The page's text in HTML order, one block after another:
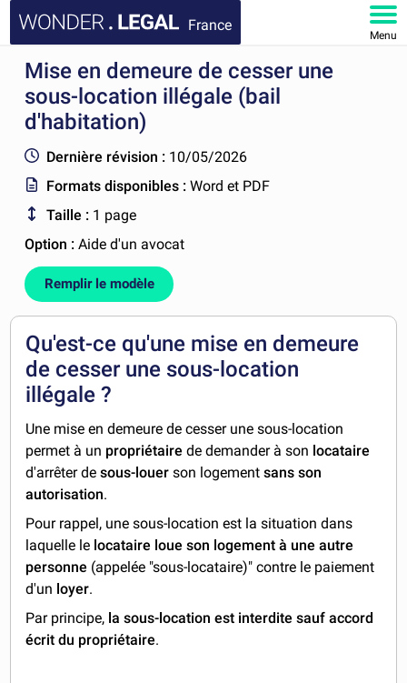
France
Menu
ACCUEIL
DOCUMENTS
FAQ
MON COMPTE
Mise en demeure de cesser une
sous-location illégale (bail
d'habitation)
Dernière révision : 10/05/2026
Formats disponibles :Word et PDF
Taille : 1 page
Option :Aide d'un avocat
Remplir le modèle
Qu'est-ce qu'une mise en demeure
de cesser une sous-location
illégale ?
Une mise en demeure de cesser une sous-location
permet à un propriétaire de demander à son locataire
d'arrêter desous-louerson logementsans son
autorisation.
Pour rappel, une sous-location est la situation dans
laquelle le locataire loue son logement à une autre
personne (appelée "sous-locataire)" contre le paiement
d'un loyer.
Par principe, la sous-location est interdite sauf accord
écrit du propriétaire.